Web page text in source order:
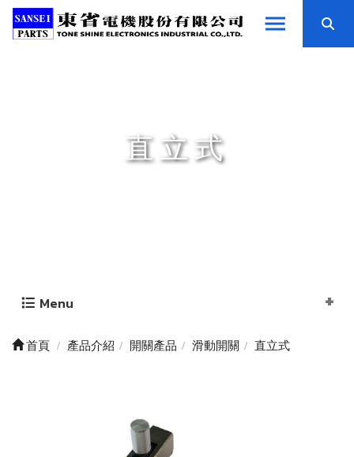
直立式
Menu
首頁 產品介紹 開關產品 滑動開關 直立式